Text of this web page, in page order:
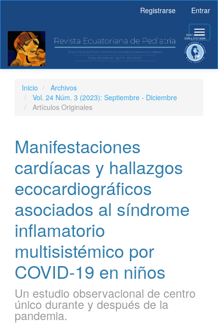
principal
Barra
lateral
Registrarse Entrar
Inicio
Archivos
Vol. 24 Núm. 3 (2023): Septiembre - Diciembre
Artículos Originales
Manifestaciones
cardíacas y hallazgos
ecocardiográficos
asociados al síndrome
inflamatorio
multisistémico por
COVID-19 en niños
Un estudio observacional de centro
único durante y después de la
pandemia.